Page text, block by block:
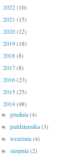
2022(10)
2021 (15)
2020(12)
2019(18)
2018(8)
2017(8)
2016(23)
2015(25)
2014(48)
► grudnia(4)
►października(3)
►września(4)
►sierpnia(2)